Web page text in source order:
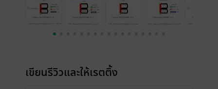
เขียนรีวิวและให้เรตติ้ง